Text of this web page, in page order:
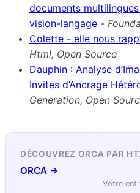
documents
vision-langage -
Colette - elle nous
Html, Open Source
Dauphin : Analyse
Invites d’Ancrage
Generation, Open
DÉCOUVREZ ORCA PAR
ORCA →
Votre